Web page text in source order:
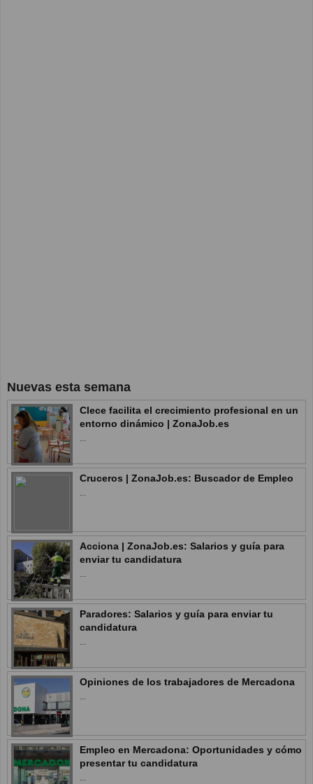
Nuevas esta semana
Clece facilita el crecimiento profesional en un
entorno dinámico | ZonaJob.es
...
Cruceros | ZonaJob.es: Buscador de Empleo
...
Acciona | ZonaJob.es: Salarios y guía para
enviar tu candidatura
...
Paradores: Salarios y guía para enviar tu
candidatura
...
Opiniones de los trabajadores de Mercadona
...
Empleo en Mercadona: Oportunidades y cómo
presentar tu candidatura
...